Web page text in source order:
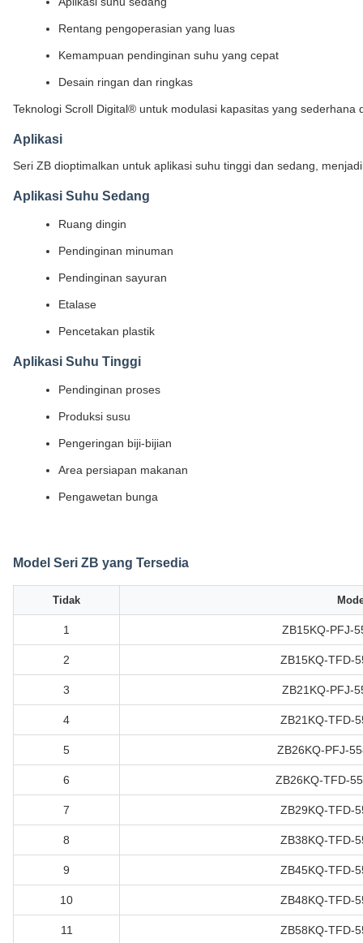
Rentang pengoperasian yang luas
Kemampuan pendinginan suhu yang cepat
Desain ringan dan ringkas
Teknologi Scroll Digital® untuk modulasi kapasitas yang sederhana
Aplikasi
Seri ZB dioptimalkan untuk aplikasi suhu tinggi dan sedang,
Aplikasi Suhu Sedang
Ruang dingin
Pendinginan minuman
Pendinginan sayuran
Etalase
Pencetakan plastik
Aplikasi Suhu Tinggi
Pendinginan proses
Produksi susu
Pengeringan biji-bijian
Area persiapan makanan
Pengawetan bunga
Model Seri ZB yang Tersedia
Tidak
1 ZB15KQ-PFJ-
2 ZB15KQ-TFD-
3 ZB21KQ-PFJ-
4 ZB21KQ-TFD-
5 ZB26KQ-PFJ-
6 ZB26KQ-TFD-
7 ZB29KQ-TFD-
8 ZB38KQ-TFD-
9 ZB45KQ-TFD-
10 ZB48KQ-TFD-
11 ZB58KQ-TFD-